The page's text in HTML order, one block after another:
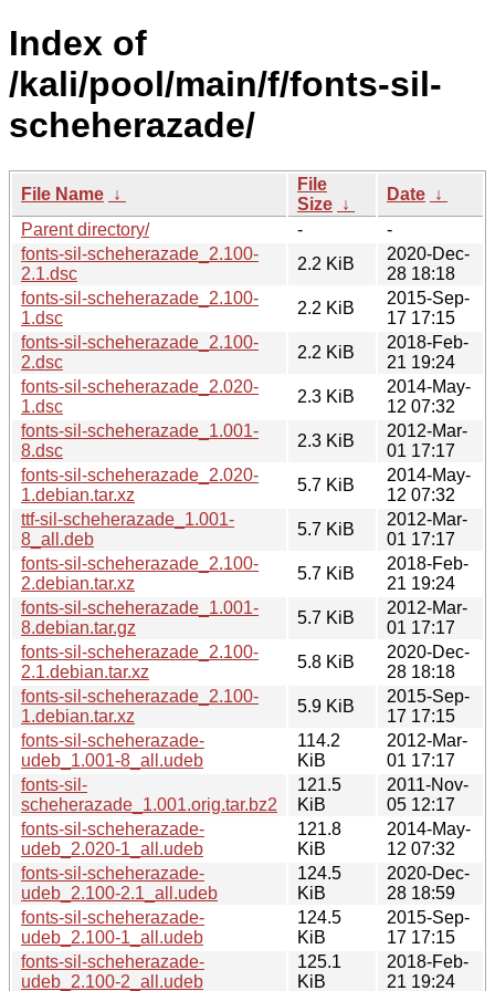
Index of
/kali/pool/main/f/fonts-sil-
scheherazade/
File Name ↓
File
Size ↓
Date ↓
Parent directory/
-
-
fonts-sil-scheherazade_2.100-
2.1.dsc
2.2 KiB
2020-Dec-
28 18:18
fonts-sil-scheherazade_2.100-
1.dsc
2.2 KiB
2015-Sep-
17 17:15
fonts-sil-scheherazade_2.100-
2.dsc
2.2 KiB
2018-Feb-
21 19:24
fonts-sil-scheherazade_2.020-
1.dsc
2.3 KiB
2014-May-
12 07:32
fonts-sil-scheherazade_1.001-
8.dsc
2.3 KiB
2012-Mar-
01 17:17
fonts-sil-scheherazade_2.020-
1.debian.tar.xz
5.7 KiB
2014-May-
12 07:32
ttf-sil-scheherazade_1.001-
8_all.deb
5.7 KiB
2012-Mar-
01 17:17
fonts-sil-scheherazade_2.100-
2.debian.tar.xz
5.7 KiB
2018-Feb-
21 19:24
fonts-sil-scheherazade_1.001-
8.debian.tar.gz
5.7 KiB
2012-Mar-
01 17:17
fonts-sil-scheherazade_2.100-
2.1.debian.tar.xz
5.8 KiB
2020-Dec-
28 18:18
fonts-sil-scheherazade_2.100-
1.debian.tar.xz
5.9 KiB
2015-Sep-
17 17:15
fonts-sil-scheherazade-
udeb_1.001-8_all.udeb
114.2
KiB
2012-Mar-
01 17:17
fonts-sil-
scheherazade_1.001.orig.tar.bz2
121.5
KiB
2011-Nov-
05 12:17
fonts-sil-scheherazade-
udeb_2.020-1_all.udeb
121.8
KiB
2014-May-
12 07:32
fonts-sil-scheherazade-
udeb_2.100-2.1_all.udeb
124.5
KiB
2020-Dec-
28 18:59
fonts-sil-scheherazade-
udeb_2.100-1_all.udeb
124.5
KiB
2015-Sep-
17 17:15
fonts-sil-scheherazade-
udeb_2.100-2_all.udeb
125.1
KiB
2018-Feb-
21 19:24